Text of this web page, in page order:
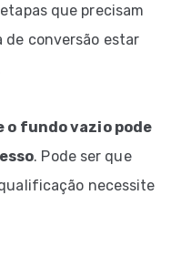
que precisam
de conversão estar
o fundo vazio pode
. Pode ser que
necessite